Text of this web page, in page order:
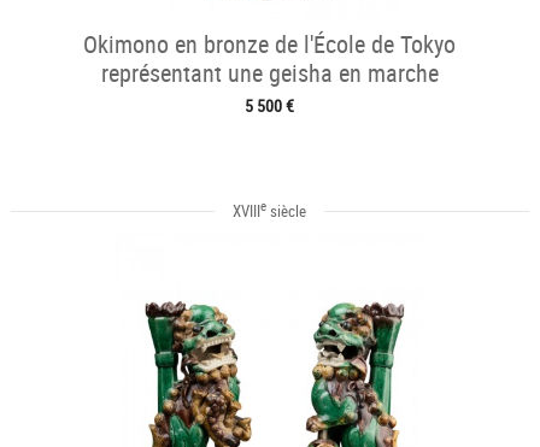
Okimono en bronze de l'École de Tokyo
représentant une geisha en marche
5 500 €
XVIIIe siècle